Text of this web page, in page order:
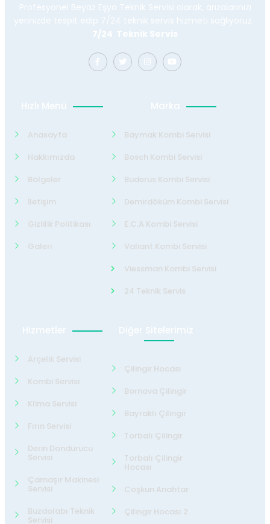
Profesyonel Beyaz Eşya Teknik Servisi olarak, arızalarınızı
yerinizde tespit edip 7/24 teknik servis hizmeti sağlıyoruz.
7/24 Teknik Servis
Hızlı Menü
Anasayfa
Hakkımızda
Bölgeler
İletişim
Gizlilik Politikası
Galeri
Marka
Baymak Kombi Servisi
Bosch Kombi Servisi
Buderus Kombi Servisi
Demirdöküm Kombi Servisi
E.C.A Kombi Servisi
Valiant Kombi Servisi
Viessman Kombi Servisi
24 Teknik Servis
Hizmetler
Arçelik Servisi
Kombi Servisi
Klima Servisi
Fırın Servisi
Derin Dondurucu
Servisi
Çamaşır Makinesi
Servisi
Buzdolabı Teknik
Servisi
Diğer Sitelerimiz
Çilingir Hocası
Bornova Çilingir
Bayraklı Çilingir
Torbalı Çilingir
Torbalı Çilingir
Hocası
Coşkun Anahtar
Çilingir Hocası 2